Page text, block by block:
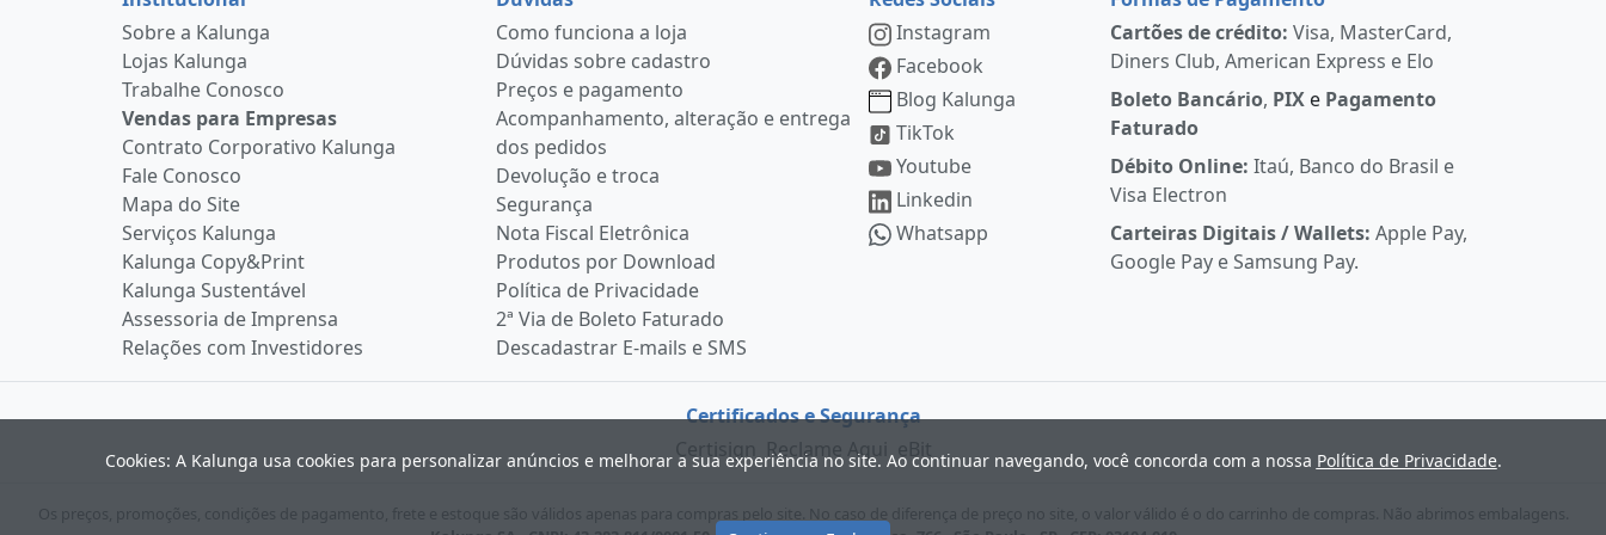
Sobre a Kalunga
Lojas Kalunga
Trabalhe Conosco
Vendas para Empresas
Contrato Corporativo Kalunga
Fale Conosco
Mapa do Site
Serviços Kalunga
Kalunga Copy&Print
Kalunga Sustentável
Assessoria de Imprensa
Relações com Investidores
Como funciona a loja
Dúvidas sobre cadastro
Preços e pagamento
Acompanhamento, alteração e entrega
dos pedidos
Devolução e troca
Segurança
Nota Fiscal Eletrônica
Produtos por Download
Política de Privacidade
2ª Via de Boleto Faturado
Descadastrar E-mails e SMS
Instagram
Facebook
Blog Kalunga
TikTok
Youtube
Linkedin
Whatsapp
Cartões de crédito: Visa, MasterCard,
Diners Club, American Express e Elo
Boleto Bancário, PIX e Pagamento
Faturado
Débito Online: Itaú, Banco do Brasil e
Visa Electron
Carteiras Digitais / Wallets:Apple Pay,
Google Pay e Samsung Pay.
Certificados e Segurança
Certisign Reclame Aqui eBit
Os preços, promoções, condições de pagamento, frete e estoque são válidos apenas para compras pelo site. No caso de diferença de preço no site, o valor válido é o do carrinho de compras. Não abrimos embalagens.
Cookies: A Kalunga usa cookies para personalizar anúncios e melhorar a sua experiência no site. Ao continuar navegando, você concorda com a nossa Política de Privacidade.